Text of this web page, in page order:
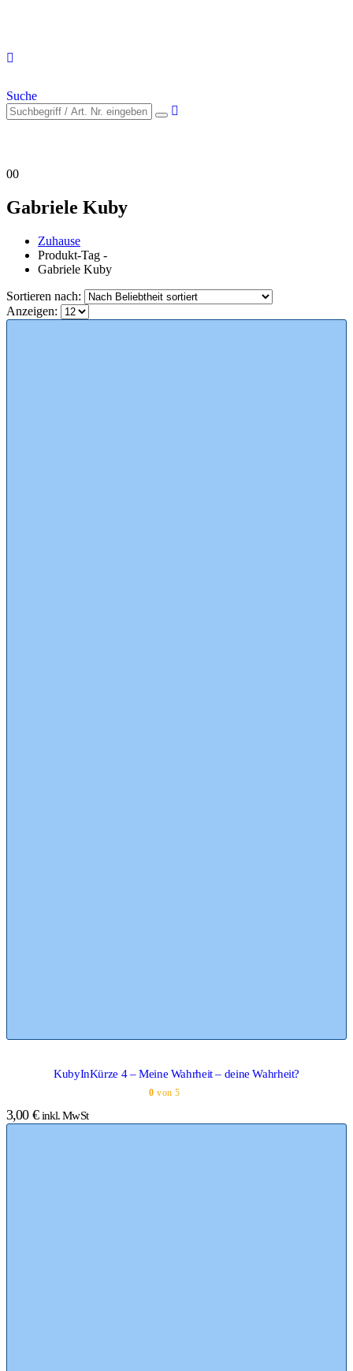
Suche
00
Gabriele Kuby
Zuhause
Produkt-Tag -
Gabriele Kuby
Sortieren nach:
Anzeigen:
KubyInKürze 4 – Meine Wahrheit – deine Wahrheit?
0 von 5
3,00 € inkl. MwSt